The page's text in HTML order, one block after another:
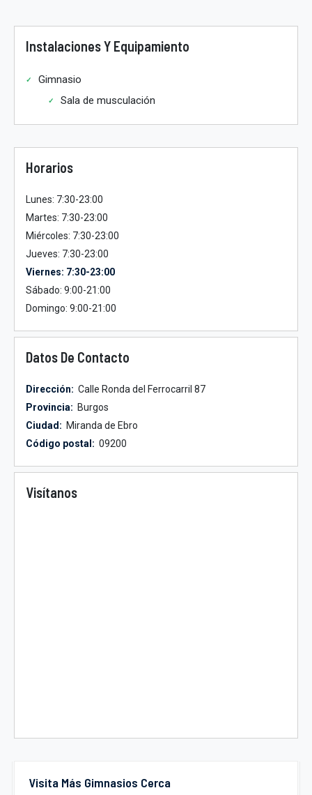
Visita Más Gimnasios Cerca
Instalaciones Y Equipamiento
Gimnasio
Sala de musculación
Horarios
Lunes: 7:30-23:00
Martes: 7:30-23:00
Miércoles: 7:30-23:00
Jueves: 7:30-23:00
Viernes: 7:30-23:00
Sábado: 9:00-21:00
Domingo: 9:00-21:00
Datos De Contacto
Dirección: Calle Ronda del Ferrocarril 87
Provincia: Burgos
Ciudad: Miranda de Ebro
Código postal: 09200
Visítanos